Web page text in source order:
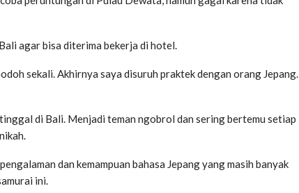
agar bisa diterima bekerja di hotel.
sekali. Akhirnya saya disuruh praktek dengan orang Jepang.
di Bali. Menjadi teman ngobrol dan sering bertemu setiap
dan kemampuan bahasa Jepang yang masih banyak
ini.